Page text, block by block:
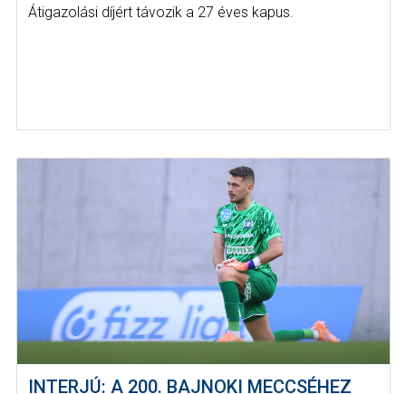
Átigazolási díjért távozik a 27 éves kapus.
INTERJÚ: A 200. BAJNOKI MECCSÉHEZ